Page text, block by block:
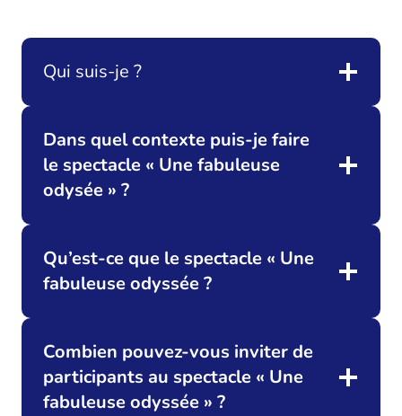
Qui suis-je ?
Dans quel contexte puis-je faire
le spectacle « Une fabuleuse
odysée » ?
Qu’est-ce que le spectacle « Une
fabuleuse odyssée ?
Combien pouvez-vous inviter de
participants au spectacle « Une
fabuleuse odyssée » ?